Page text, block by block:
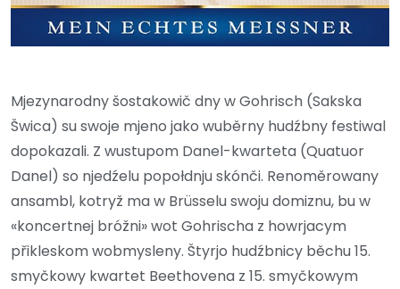
Mjezynarodny šostakowič dny w Gohrisch (Sakska
Šwica) su swoje mjeno jako wuběrny hudźbny festiwal
dopokazali. Z wustupom Danel-kwarteta (Quatuor
Danel) so njedźelu popołdnju skónči. Renoměrowany
ansambl, kotryž ma w Brüsselu swoju domiznu, bu w
«koncertnej bróžni» wot Gohrischa z howrjacym
přikleskom wobmysleny. Štyrjo hudźbnicy běchu 15.
smyčkowy kwartet Beethovena z 15. smyčkowym